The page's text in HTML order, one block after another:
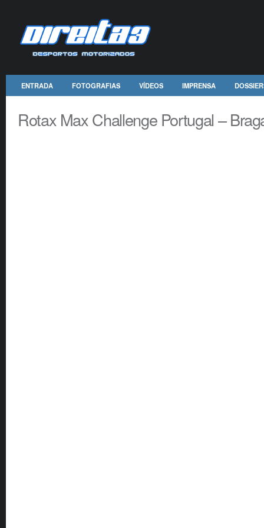
ENTRADA FOTOGRAFIAS VÍDEOS IMPRENSA
Rotax Max Challenge Portugal –